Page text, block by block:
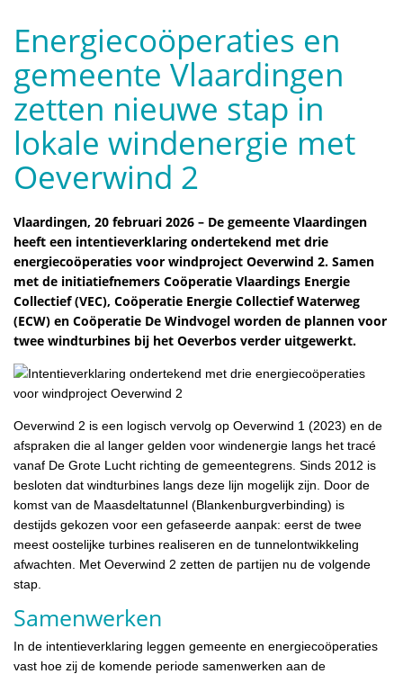
Energiecoöperaties en
gemeente Vlaardingen
zetten nieuwe stap in
lokale windenergie met
Oeverwind 2
Vlaardingen, 20 februari 2026 – De gemeente Vlaardingen
heeft een intentieverklaring ondertekend met drie
energiecoöperaties voor windproject Oeverwind 2. Samen
met de initiatiefnemers Coöperatie Vlaardings Energie
Collectief (VEC), Coöperatie Energie Collectief Waterweg
(ECW) en Coöperatie De Windvogel worden de plannen voor
twee windturbines bij het Oeverbos verder uitgewerkt.
Oeverwind 2 is een logisch vervolg op Oeverwind 1 (2023) en de
afspraken die al langer gelden voor windenergie langs het tracé
vanaf De Grote Lucht richting de gemeentegrens. Sinds 2012 is
besloten dat windturbines langs deze lijn mogelijk zijn. Door de
komst van de Maasdeltatunnel (Blankenburgverbinding) is
destijds gekozen voor een gefaseerde aanpak: eerst de twee
meest oostelijke turbines realiseren en de tunnelontwikkeling
afwachten. Met Oeverwind 2 zetten de partijen nu de volgende
stap.
Samenwerken
In de intentieverklaring leggen gemeente en energiecoöperaties
vast hoe zij de komende periode samenwerken aan de